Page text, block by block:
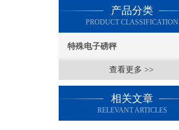
产品分类
PRODUCT CLASSIFICATION
特殊电子磅秤
查看更多 >>
相关文章
RELEVANT ARTICLES